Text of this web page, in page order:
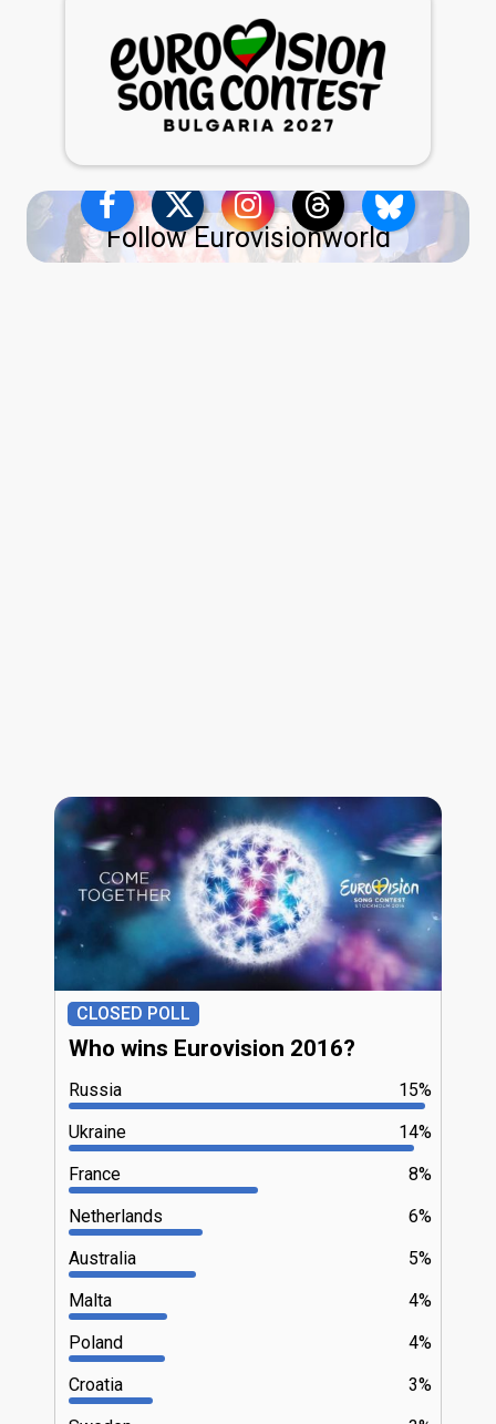
Follow Eurovisionworld
CLOSED POLL
Who wins Eurovision 2016?
15%
Russia
14%
Ukraine
8%
France
6%
Netherlands
5%
Australia
4%
Malta
4%
Poland
3%
Croatia